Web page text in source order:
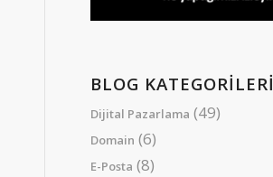
BLOG KATEGORILERI
Dijital Pazarlama (49)
Domain (6)
E-Posta (8)